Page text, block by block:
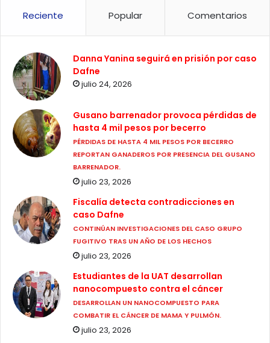
Reciente Popular Comentarios
Danna Yanina seguirá en prisión por caso
Dafne
julio 24, 2026
Gusano barrenador provoca pérdidas de
hasta 4 mil pesos por becerro
PÉRDIDAS DE HASTA 4 MIL PESOS POR BECERRO
REPORTAN GANADEROS POR PRESENCIA DEL GUSANO
BARRENADOR.
julio 23, 2026
Fiscalía detecta contradicciones en
caso Dafne
CONTINÚAN INVESTIGACIONES DEL CASO GRUPO
FUGITIVO TRAS UN AÑO DE LOS HECHOS
julio 23, 2026
Estudiantes de la UAT desarrollan
nanocompuesto contra el cáncer
DESARROLLAN UN NANOCOMPUESTO PARA
COMBATIR EL CÁNCER DE MAMA Y PULMÓN.
julio 23, 2026